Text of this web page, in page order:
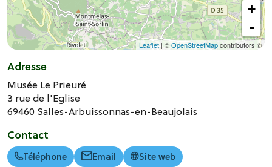
+
-
Leaflet| ©OpenStreetMapcontributors ©
Adresse
Musée Le Prieuré
3 rue de l'Eglise
69460 Salles-Arbuissonnas-en-Beaujolais
Contact
Téléphone Email Site web